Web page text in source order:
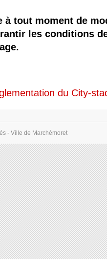
à tout moment de
les conditions
du City-
- Ville de Marchémoret